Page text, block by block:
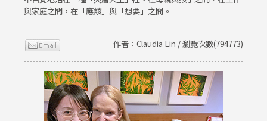
與家庭之間，在「應該」與「想要」之間。
作者：Claudia Lin / 瀏覽次數(794773)